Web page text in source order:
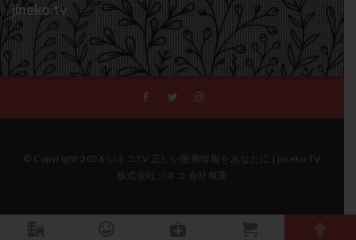
jineko.tv
© Copyright 2026 ジネコTV 正しい医療情報をあなたに | jineko TV
株式会社ジネコ 会社概要